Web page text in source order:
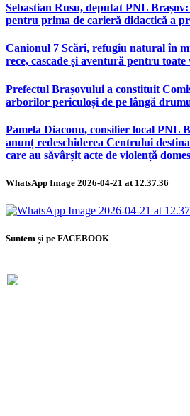
Sebastian Rusu, deputat PNL
pentru prima de carieră didactică a
Canionul 7 Scări, refugiu natural în
rece, cascade și aventură pentru toate
Prefectul Brașovului a constituit
arborilor periculoși de pe lângă
Pamela Diaconu, consilier local PNL
anunț redeschiderea Centrului
care au săvârșit acte de violență
WhatsApp Image 2026-04-21 at 12.37.36
Suntem și pe FACEBOOK